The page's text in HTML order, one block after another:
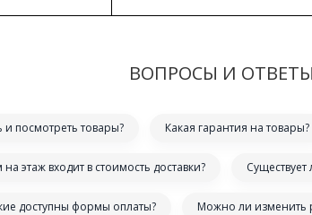
ВОПРОСЫ И ОТВЕТЫ
посмотреть товары? Какая гарантия на товары?
этаж входит в стоимость доставки? Существует
доступны формы оплаты? Можно ли изменить